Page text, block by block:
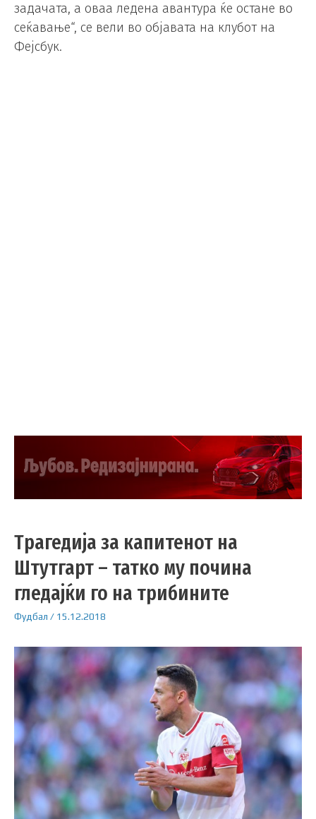
задачата, а оваа ледена авантура ќе остане во
сеќавање“, се вели во објавата на клубот на
Фејсбук.
Трагедија за капитенот на
Штутгарт – татко му почина
гледајќи го на трибините
Фудбал / 15.12.2018